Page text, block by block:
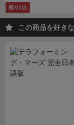
残り1点
この商品を好き